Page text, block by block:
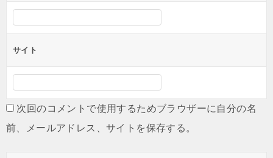
サイト
次回のコメントで使用するためブラウザーに自分の名
前、メールアドレス、サイトを保存する。